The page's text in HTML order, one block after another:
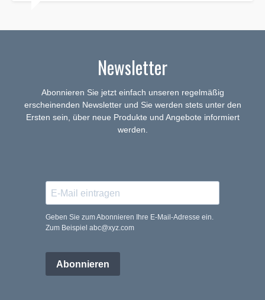
Newsletter
Abonnieren Sie jetzt einfach unseren regelmäßig
erscheinenden Newsletter und Sie werden stets unter den
Ersten sein, über neue Produkte und Angebote informiert
werden.
Geben Sie zum Abonnieren Ihre E-Mail-Adresse ein.
Zum Beispiel abc@xyz.com
Abonnieren